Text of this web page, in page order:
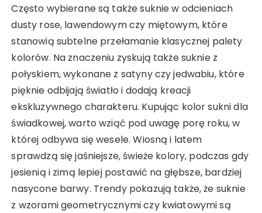
Często wybierane są także suknie w odcieniach
dusty rose, lawendowym czy miętowym, które
stanowią subtelne przełamanie klasycznej palety
kolorów. Na znaczeniu zyskują także suknie z
połyskiem, wykonane z satyny czy jedwabiu, które
pięknie odbijają światło i dodają kreacji
ekskluzywnego charakteru. Kupując kolor sukni dla
świadkowej, warto wziąć pod uwagę porę roku, w
której odbywa się wesele. Wiosną i latem
sprawdzą się jaśniejsze, świeże kolory, podczas gdy
jesienią i zimą lepiej postawić na głębsze, bardziej
nasycone barwy. Trendy pokazują także, że suknie
z wzorami geometrycznymi czy kwiatowymi są